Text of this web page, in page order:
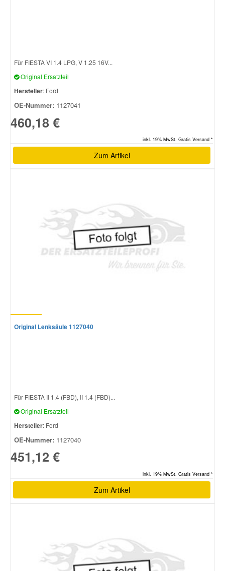
Für FIESTA VI 1.4 LPG, V 1.25 16V...
Original Ersatzteil
Hersteller: Ford
OE-Nummer: 1127041
460,18 €
inkl. 19% MwSt. Gratis Versand *
Zum Artikel
Original Lenksäule 1127040
Für FIESTA II 1.4 (FBD), II 1.4 (FBD)...
Original Ersatzteil
Hersteller: Ford
OE-Nummer: 1127040
451,12 €
inkl. 19% MwSt. Gratis Versand *
Zum Artikel